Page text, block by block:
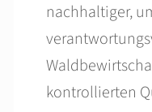
nachhaltiger,
kontrollierten